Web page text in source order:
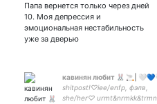
Папа вернется только через дней
10. Моя депрессия и
эмоциональная нестабильность
уже за дверью
кавинян любит 🐰 🚬|
shitpost!♡iee/enfp, фэлв,
she/her♡